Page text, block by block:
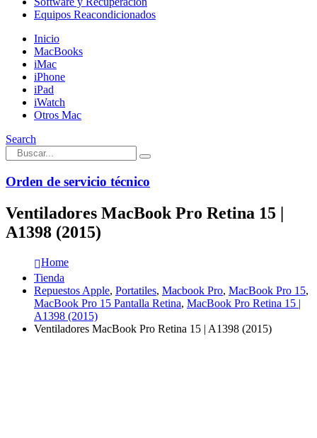
Equipos Reacondicionados
Inicio
MacBooks
iMac
iPhone
iPad
iWatch
Otros Mac
Search
Orden de servicio técnico
Ventiladores MacBook Pro Retina 15 |
A1398 (2015)
Home
Tienda
Repuestos Apple, Portatiles, Macbook Pro, MacBook Pro 15,
MacBook Pro 15 Pantalla Retina, MacBook Pro Retina 15 |
A1398 (2015)
Ventiladores MacBook Pro Retina 15 | A1398 (2015)